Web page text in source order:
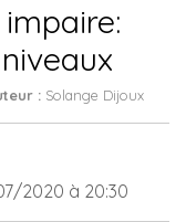
: Solange Dijoux
2020 à 20:30